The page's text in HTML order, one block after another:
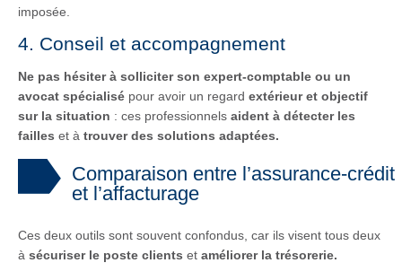
imposée.
4. Conseil et accompagnement
Ne pas hésiter à solliciter son expert-comptable ou un
avocat spécialisé pour avoir un regard extérieur et objectif
sur la situation : ces professionnels aident à détecter les
failles et à trouver des solutions adaptées.
Comparaison entre l’assurance-crédit
et l’affacturage
Ces deux outils sont souvent confondus, car ils visent tous deux
à sécuriser le poste clients et améliorer la trésorerie.